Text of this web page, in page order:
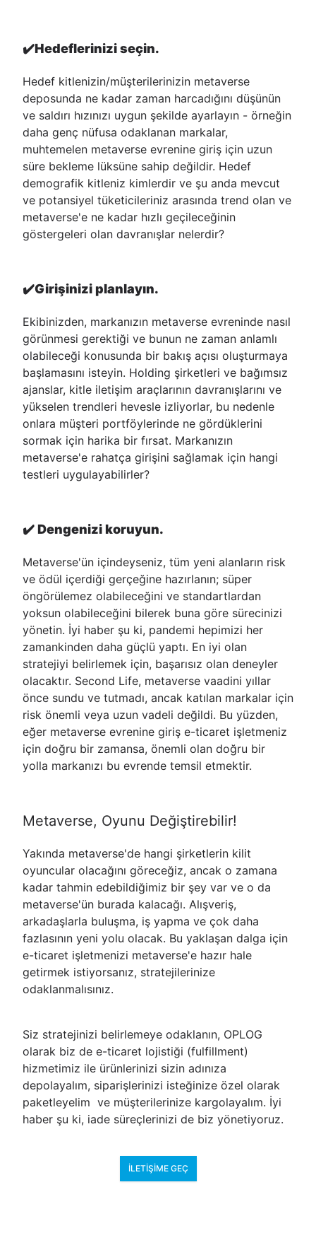
✔️Hedeflerinizi seçin.
Hedef kitlenizin/müşterilerinizin metaverse
deposunda ne kadar zaman harcadığını düşünün
ve saldırı hızınızı uygun şekilde ayarlayın - örneğin
daha genç nüfusa odaklanan markalar,
muhtemelen metaverse evrenine giriş için uzun
süre bekleme lüksüne sahip değildir. Hedef
demografik kitleniz kimlerdir ve şu anda mevcut
ve potansiyel tüketicileriniz arasında trend olan ve
metaverse'e ne kadar hızlı geçileceğinin
göstergeleri olan davranışlar nelerdir?
✔️Girişinizi planlayın.
Ekibinizden, markanızın metaverse evreninde nasıl
görünmesi gerektiği ve bunun ne zaman anlamlı
olabileceği konusunda bir bakış açısı oluşturmaya
başlamasını isteyin. Holding şirketleri ve bağımsız
ajanslar, kitle iletişim araçlarının davranışlarını ve
yükselen trendleri hevesle izliyorlar, bu nedenle
onlara müşteri portföylerinde ne gördüklerini
sormak için harika bir fırsat. Markanızın
metaverse'e rahatça girişini sağlamak için hangi
testleri uygulayabilirler?
✔️Dengenizi koruyun.
Metaverse'ün içindeyseniz, tüm yeni alanların risk
ve ödül içerdiği gerçeğine hazırlanın; süper
öngörülemez olabileceğini ve standartlardan
yoksun olabileceğini bilerek buna göre sürecinizi
yönetin. İyi haber şu ki, pandemi hepimizi her
zamankinden daha güçlü yaptı. En iyi olan
stratejiyi belirlemek için, başarısız olan deneyler
olacaktır. Second Life, metaverse vaadini yıllar
önce sundu ve tutmadı, ancak katılan markalar için
risk önemli veya uzun vadeli değildi. Bu yüzden,
eğer metaverse evrenine giriş e-ticaret işletmeniz
için doğru bir zamansa, önemli olan doğru bir
yolla markanızı bu evrende temsil etmektir.
Metaverse, Oyunu Değiştirebilir!
Yakında metaverse'de hangi şirketlerin kilit
oyuncular olacağını göreceğiz, ancak o zamana
kadar tahmin edebildiğimiz bir şey var ve o da
metaverse'ün burada kalacağı. Alışveriş,
arkadaşlarla buluşma, iş yapma ve çok daha
fazlasının yeni yolu olacak. Bu yaklaşan dalga için
e-ticaret işletmenizi metaverse'e hazır hale
getirmek istiyorsanız, stratejilerinize
odaklanmalısınız.
Siz stratejinizi belirlemeye odaklanın, OPLOG
olarak biz de e-ticaret lojistiği (fulfillment)
hizmetimiz ile ürünlerinizi sizin adınıza
depolayalım, siparişlerinizi isteğinize özel olarak
paketleyelim ve müşterilerinize kargolayalım. İyi
haber şu ki, iade süreçlerinizi de biz yönetiyoruz.
İLETIŞIME GEÇ